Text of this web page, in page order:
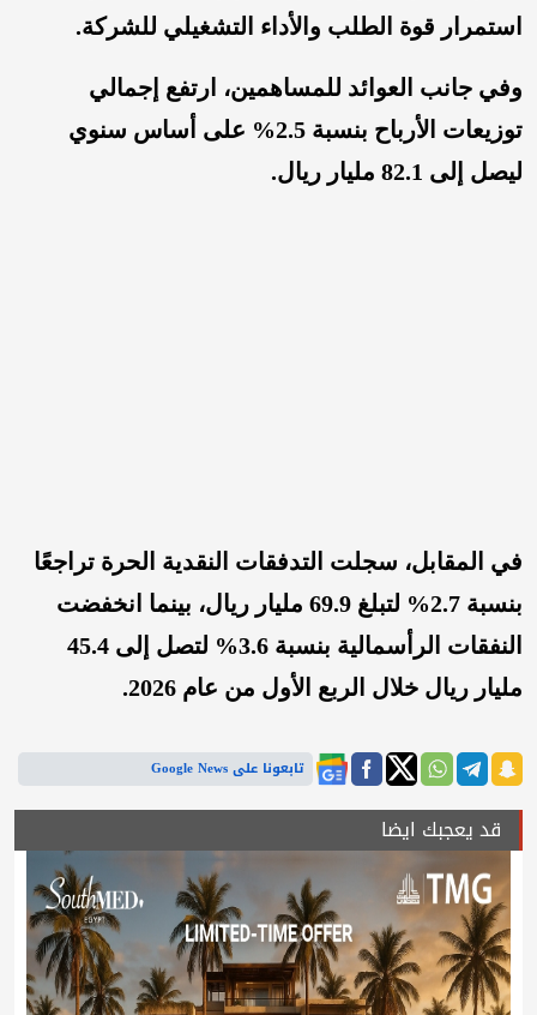
استمرار قوة الطلب والأداء التشغيلي للشركة.
وفي جانب العوائد للمساهمين، ارتفع إجمالي
توزيعات الأرباح بنسبة 2.5% على أساس سنوي
ليصل إلى 82.1 مليار ريال.
في المقابل، سجلت التدفقات النقدية الحرة تراجعًا
بنسبة 2.7% لتبلغ 69.9 مليار ريال، بينما انخفضت
النفقات الرأسمالية بنسبة 3.6% لتصل إلى 45.4
مليار ريال خلال الربع الأول من عام 2026.
تابعونا على Google News
قد يعجبك ايضا